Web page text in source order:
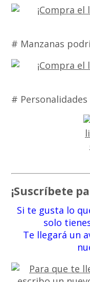
# Manzanas
#
¡Suscríbete
Si te gusta lo
solo
Te llegará un